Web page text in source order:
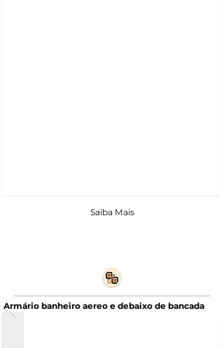
Saiba Mais
Armário banheiro aereo e debaixo de bancada